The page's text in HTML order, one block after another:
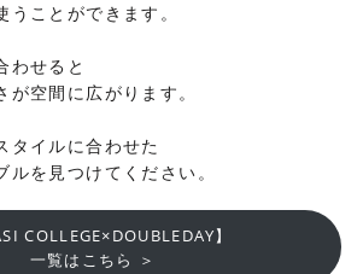
ことができます。
わせると
空間に広がります。
タイルに合わせた
を見つけてください。
COLLEGE×DOUBLEDAY】
一覧はこちら ＞